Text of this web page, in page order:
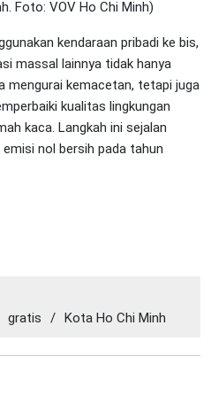
Foto: VOV Ho Chi Minh)
kendaraan pribadi ke bis,
massal lainnya tidak hanya
mengurai kemacetan, tetapi juga
kualitas lingkungan
kaca. Langkah ini sejalan
nol bersih pada tahun
gratis / Kota Ho Chi Minh